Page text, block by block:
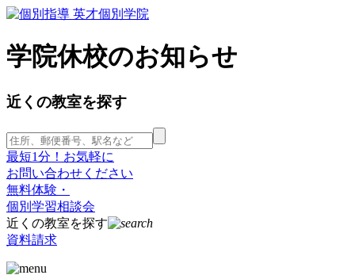
学院休校のお知らせ
近くの教室を探す
最短1分！お気軽に
お問い合わせください
無料体験・
個別学習相談会
近くの教室を探す
資料請求